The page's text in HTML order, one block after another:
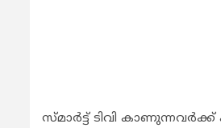
സ്മാര്‍ട്ട് ടിവി